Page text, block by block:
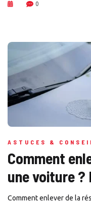
0
ASTUCES &
Comment
une voiture ?
Comment enlever de la